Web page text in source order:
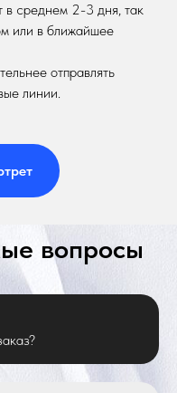
среднем 2-3 дня, так
или в ближайшее
отправлять
линии.
вопросы